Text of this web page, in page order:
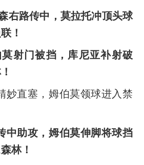
右路传中，莫拉托冲顶头球
！
射门被挡，库尼亚补射破
妙直塞，姆伯莫领球进入禁
中助攻，姆伯莫伸脚将球挡
林！